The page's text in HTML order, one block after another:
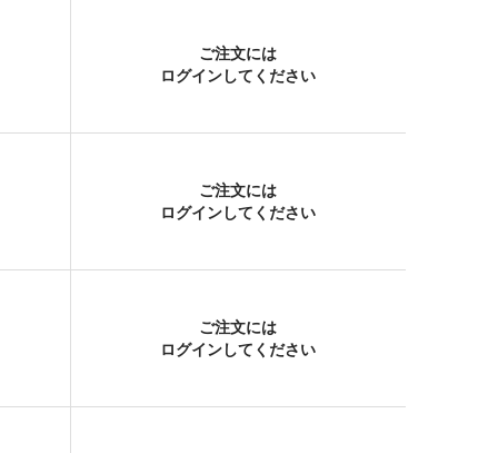
ご注文には
ログインしてください
ご注文には
ログインしてください
ご注文には
ログインしてください